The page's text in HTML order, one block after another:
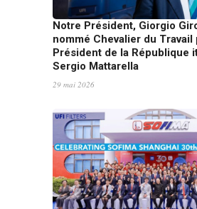
Notre Président, Giorgio
nommé Chevalier du Travail
Président de la République
Sergio Mattarella
29 mai 2026